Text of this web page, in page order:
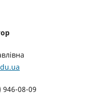
946-08-09